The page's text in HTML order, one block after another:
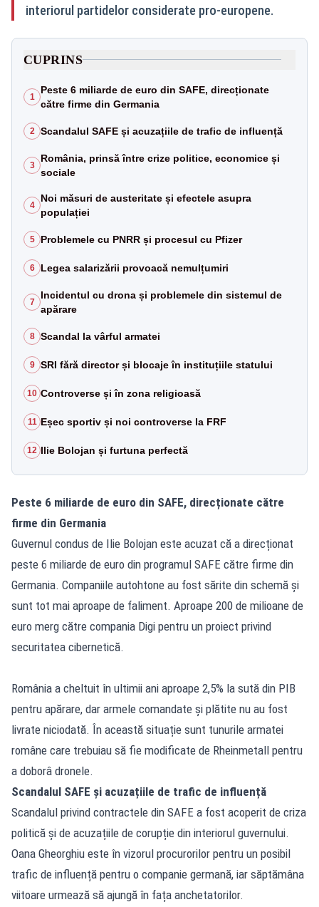
interiorul partidelor considerate pro-europene.
CUPRINS
1
Peste 6 miliarde de euro din SAFE, direcționate
către firme din Germania
2 Scandalul SAFE și acuzațiile de trafic de influență
3
România, prinsă între crize politice, economice și
sociale
4
Noi măsuri de austeritate și efectele asupra
populației
5 Problemele cu PNRR și procesul cu Pfizer
6 Legea salarizării provoacă nemulțumiri
7
Incidentul cu drona și problemele din sistemul de
apărare
8 Scandal la vârful armatei
9 SRI fără director și blocaje în instituțiile statului
10 Controverse și în zona religioasă
11 Eșec sportiv și noi controverse la FRF
12 Ilie Bolojan și furtuna perfectă
Peste 6 miliarde de euro din SAFE, direcționate către
firme din Germania
Guvernul condus de Ilie Bolojan este acuzat că a direcționat
peste 6 miliarde de euro din programul SAFE către firme din
Germania. Companiile autohtone au fost sărite din schemă și
sunt tot mai aproape de faliment. Aproape 200 de milioane de
euro merg către compania Digi pentru un proiect privind
securitatea cibernetică.
România a cheltuit în ultimii ani aproape 2,5% la sută din PIB
pentru apărare, dar armele comandate și plătite nu au fost
livrate niciodată. În această situație sunt tunurile armatei
române care trebuiau să fie modificate de Rheinmetall pentru
a doborâ dronele.
Scandalul SAFE și acuzațiile de trafic de influență
Scandalul privind contractele din SAFE a fost acoperit de criza
politică și de acuzațiile de corupție din interiorul guvernului.
Oana Gheorghiu este în vizorul procurorilor pentru un posibil
trafic de influență pentru o companie germană, iar săptămâna
viitoare urmează să ajungă în fața anchetatorilor.